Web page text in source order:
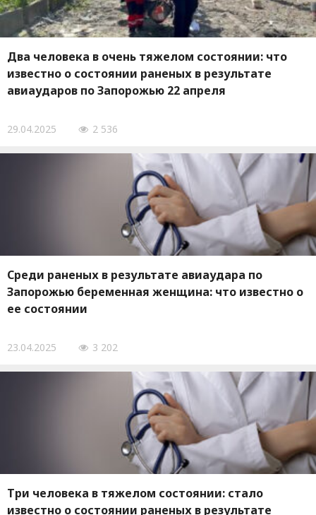
Два человека в очень тяжелом состоянии: что
известно о состоянии раненых в результате
авиаударов по Запорожью 22 апреля
29.04.2025 2 536
Среди раненых в результате авиаудара по
Запорожью беременная женщина: что известно о
ее состоянии
23.04.2025 3 202
Три человека в тяжелом состоянии: стало
известно о состоянии раненых в результате